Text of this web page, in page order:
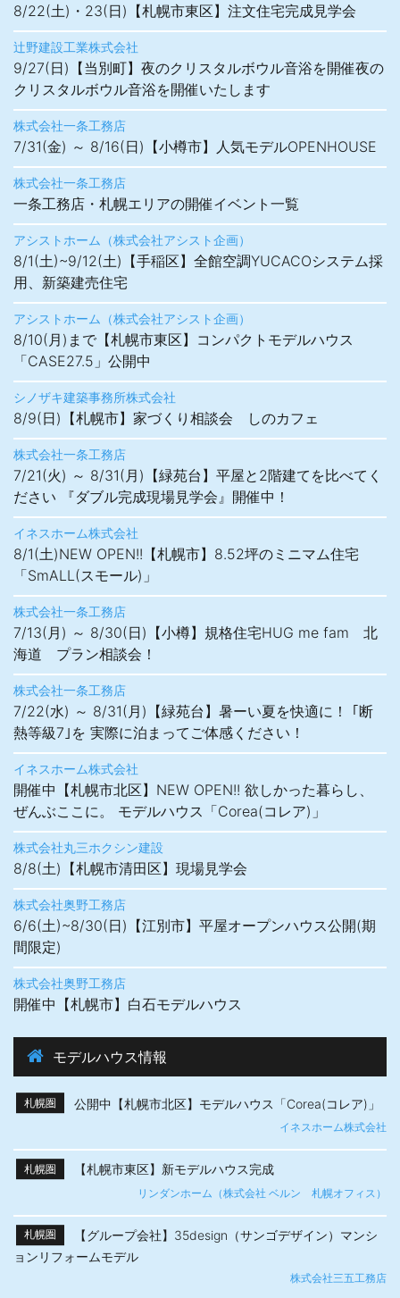
8/22(土)・23(日)【札幌市東区】注文住宅完成見学会
辻野建設工業株式会社
9/27(日)【当別町】夜のクリスタルボウル音浴を開催夜の
クリスタルボウル音浴を開催いたします
株式会社一条工務店
7/31(金) ～ 8/16(日)【小樽市】人気モデルOPENHOUSE
株式会社一条工務店
一条工務店・札幌エリアの開催イベント一覧
アシストホーム（株式会社アシスト企画）
8/1(土)~9/12(土)【手稲区】全館空調YUCACOシステム採
用、新築建売住宅
アシストホーム（株式会社アシスト企画）
8/10(月)まで【札幌市東区】コンパクトモデルハウス
「CASE27.5」公開中
シノザキ建築事務所株式会社
8/9(日)【札幌市】家づくり相談会 しのカフェ
株式会社一条工務店
7/21(火) ～ 8/31(月)【緑苑台】平屋と2階建てを比べてく
ださい 『ダブル完成現場見学会』開催中！
イネスホーム株式会社
8/1(土)NEW OPEN!!【札幌市】8.52坪のミニマム住宅
「SmALL(スモール)」
株式会社一条工務店
7/13(月) ～ 8/30(日)【小樽】規格住宅HUG me fam 北
海道 プラン相談会！
株式会社一条工務店
7/22(水) ～ 8/31(月)【緑苑台】暑ーい夏を快適に！ ｢断
熱等級7｣を 実際に泊まってご体感ください！
イネスホーム株式会社
開催中【札幌市北区】NEW OPEN!! 欲しかった暮らし、
ぜんぶここに。 モデルハウス「Corea(コレア)」
株式会社丸三ホクシン建設
8/8(土)【札幌市清田区】現場見学会
株式会社奥野工務店
6/6(土)~8/30(日)【江別市】平屋オープンハウス公開(期
間限定)
株式会社奥野工務店
開催中【札幌市】白石モデルハウス
モデルハウス情報
札幌圏 公開中【札幌市北区】モデルハウス「Corea(コレア)」
イネスホーム株式会社
札幌圏 【札幌市東区】新モデルハウス完成
リンダンホーム（株式会社 ベルン 札幌オフィス）
札幌圏
【グループ会社】35design（サンゴデザイン）マンシ
ョンリフォームモデル
株式会社三五工務店